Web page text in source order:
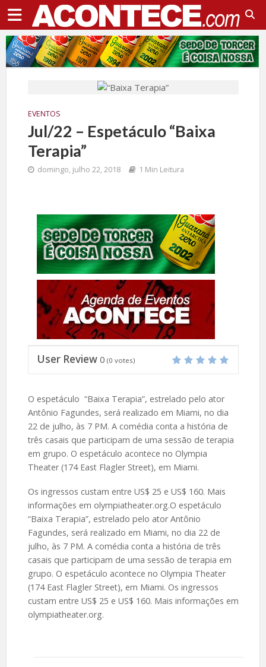
EVENTOS
Jul/22 – Espetáculo “Baixa
Terapia”
domingo, julho 22, 2018 1 Min Leitura
User Review 0 (0 votes)
O espetáculo “Baixa Terapia”, estrelado pelo ator
Antônio Fagundes, será realizado em Miami, no dia
22 de julho, às 7 PM. A comédia conta a história de
três casais que participam de uma sessão de terapia
em grupo. O espetáculo acontece no Olympia
Theater (174 East Flagler Street), em Miami.
Os ingressos custam entre US$ 25 e US$ 160. Mais
informações em olympiatheater.org.O espetáculo
“Baixa Terapia”, estrelado pelo ator Antônio
Fagundes, será realizado em Miami, no dia 22 de
julho, às 7 PM. A comédia conta a história de três
casais que participam de uma sessão de terapia em
grupo. O espetáculo acontece no Olympia Theater
(174 East Flagler Street), em Miami. Os ingressos
custam entre US$ 25 e US$ 160. Mais informações em
olympiatheater.org.